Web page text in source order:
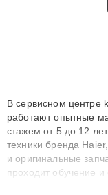
В сервисном центре
работают опытные
стажем от 5 до 12
техники бренда
и оригинальные
проходит обучение